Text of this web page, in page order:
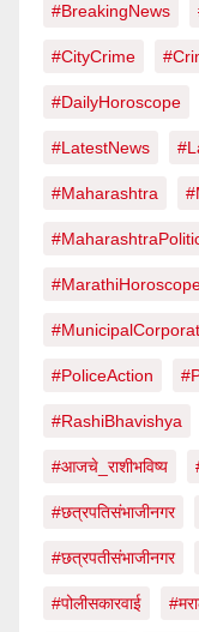
#BreakingNews
#CityCrime
#DailyHoroscope
#LatestNews
#Maharashtra
#PoliceAction
#RashiBhavishya
#आजचे_राशीभविष्य
#छत्रपतिसंभाजीनगर
#छत्रपतीसंभाजीनगर
#पोलीसकारवाई